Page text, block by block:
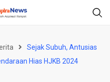
Sejak Subuh, Antusias
Hias HJKB 2024